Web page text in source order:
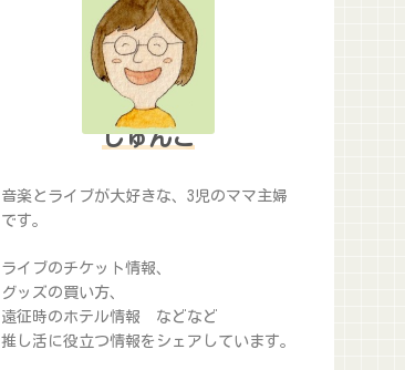
じゅんこ
音楽とライブが大好きな、3児のママ主婦
です。
ライブのチケット情報、
グッズの買い方、
遠征時のホテル情報 などなど
推し活に役立つ情報をシェアしています。